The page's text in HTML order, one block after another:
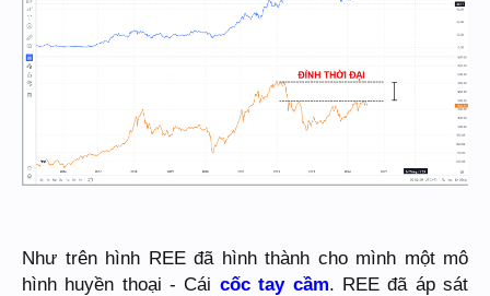
Như trên hình REE đã hình thành cho mình một mô
hình huyền thoại - Cái cốc tay cầm. REE đã áp sát